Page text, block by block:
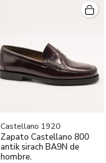
Castellano 1920
Zapato Castellano 800
antik sirach BA9N de
hombre.